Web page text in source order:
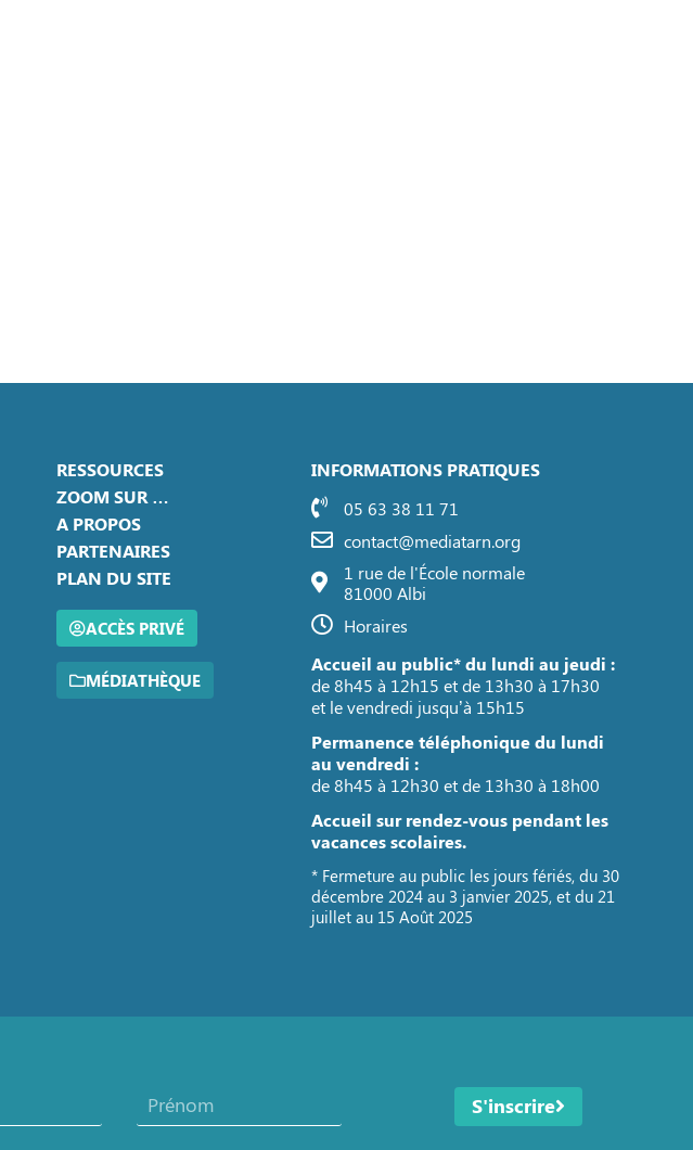
RESSOURCES
ZOOM SUR …
A PROPOS
PARTENAIRES
PLAN DU SITE
ACCÈS PRIVÉ
MÉDIATHÈQUE
INFORMATIONS PRATIQUES
05 63 38 11 71
contact@mediatarn.org
1 rue de l'École normale
81000 Albi
Horaires
Accueil au public* du lundi au jeudi :
de 8h45 à 12h15 et de 13h30 à 17h30
et le vendredi jusqu’à 15h15
Permanence téléphonique du lundi
au vendredi :
de 8h45 à 12h30 et de 13h30 à 18h00
Accueil sur rendez-vous pendant les
vacances scolaires.
* Fermeture au public les jours fériés, du 30
décembre 2024 au 3 janvier 2025, et du 21
juillet au 15 Août 2025
S'inscrire